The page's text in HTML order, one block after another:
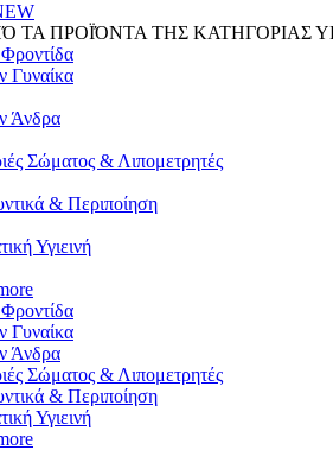
ΤΑ ΠΡΟΪΌΝΤΑ ΤΗΣ ΚΑΤΗΓΟΡΙΑΣ
Γυναίκα
Άνδρα
Σώματος & Λιπομετρητές
& Περιποίηση
Υγιεινή
Γυναίκα
Άνδρα
Σώματος & Λιπομετρητές
& Περιποίηση
Υγιεινή